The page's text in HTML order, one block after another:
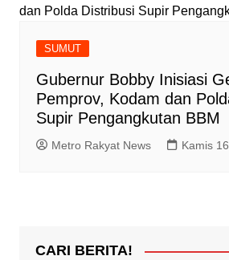
SUMUT
Gubernur Bobby Inisiasi
Pemprov, Kodam dan
Supir Pengangkutan BBM
Metro Rakyat News Kamis
CARI BERITA!